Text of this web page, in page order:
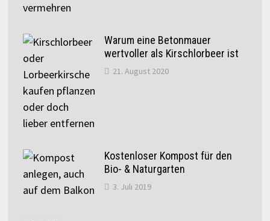
Warum eine Betonmauer
wertvoller als Kirschlorbeer ist
21. August 2020
Kostenloser Kompost für den
Bio- & Naturgarten
3. Juli 2019